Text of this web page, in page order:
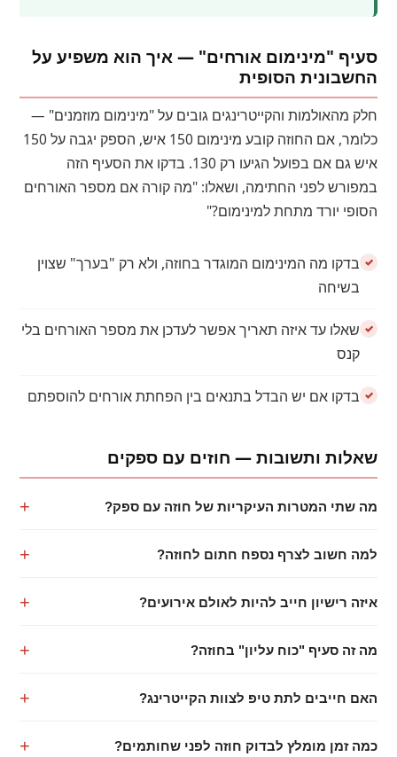
סעיף "מינימום אורחים" — איך הוא משפיע על
החשבונית הסופית
חלק מהאולמות והקייטרינגים גובים על "מינימום מוזמנים" —
כלומר, אם החוזה קובע מינימום 150 איש, הספק יגבה על 150
איש גם אם בפועל הגיעו רק 130. בדקו את הסעיף הזה
במפורש לפני החתימה, ושאלו: "מה קורה אם מספר האורחים
הסופי יורד מתחת למינימום?"
בדקו מה המינימום המוגדר בחוזה, ולא רק "בערך" שצוין
בשיחה
שאלו עד איזה תאריך אפשר לעדכן את מספר האורחים בלי
קנס
בדקו אם יש הבדל בתנאים בין הפחתת אורחים להוספתם
שאלות ותשובות — חוזים עם ספקים
מה שתי המטרות העיקריות של חוזה עם ספק?
למה חשוב לצרף נספח חתום לחוזה?
איזה רישיון חייב להיות לאולם אירועים?
מה זה סעיף "כוח עליון" בחוזה?
האם חייבים לתת טיפ לצוות הקייטרינג?
כמה זמן מומלץ לבדוק חוזה לפני שחותמים?